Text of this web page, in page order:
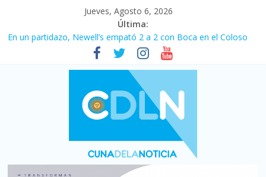
Jueves, Agosto 6, 2026
Última:
Pullaro mejora sus relaciones con el Gobierno nacional
En un partidazo, Newell’s empató 2 a 2 con Boca en el Coloso
Vacaciones de invierno con más movimiento y consumo
turístico: 4,6 millones de personas viajaron por el país, un 5,9%
Fuerte caída de la venta de autos usados en julio: bajó un 12,6%
Central venció 1 a 0 al River de Coudet en el Monumental